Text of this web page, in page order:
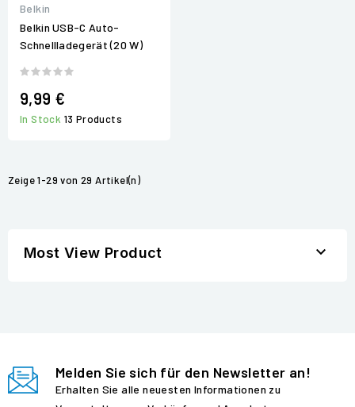
Belkin
Belkin USB-C Auto-
Schnellladegerät (20 W)
9,99 €
In Stock 13 Products
Zeige 1-29 von 29 Artikel(n)
Most View Product 
Melden Sie sich für den Newsletter an!
Erhalten Sie alle neuesten Informationen zu